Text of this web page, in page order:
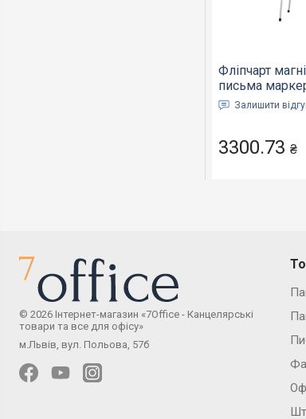
Фліпчарт
письма
тринозі Axent
алюмінієва
Залишити
3300.73 ₴
© 2026 Інтернет-магазин «7Office - Канцелярські
товари та все для офісу»
м.Львів, вул. Польова, 57б